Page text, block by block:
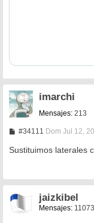
imarchi
Mensajes: 213
#34111 M
n
e
Dom Jul 12,
Sustituimos laterales
jaizkibel
Mensajes: 11073